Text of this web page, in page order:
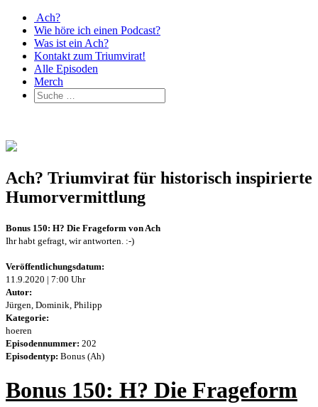
Ach?
Wie höre ich einen Podcast?
Was ist ein Ach?
Kontakt zum Triumvirat!
Alle Episoden
Merch
Ach? Triumvirat für historisch inspirierte
Humorvermittlung
Bonus 150: H? Die Frageform von Ach
Ihr habt gefragt, wir antworten. :-)
Veröffentlichungsdatum:
11.9.2020 | 7:00 Uhr
Autor:
Jürgen, Dominik, Philipp
Kategorie:
hoeren
Episodennummer: 202
Episodentyp: Bonus (Ah)
Bonus 150: H? Die Frageform